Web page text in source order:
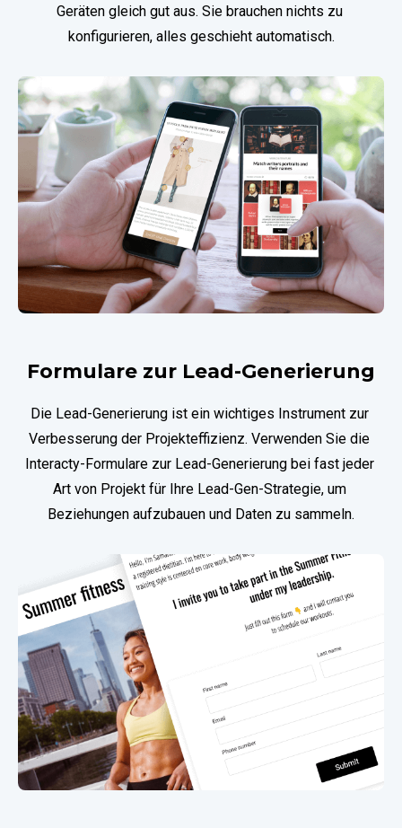
Geräten gleich gut aus. Sie brauchen nichts zu
konfigurieren, alles geschieht automatisch.
Formulare zur Lead-Generierung
Die Lead-Generierung ist ein wichtiges Instrument zur
Verbesserung der Projekteffizienz. Verwenden Sie die
Interacty-Formulare zur Lead-Generierung bei fast jeder
Art von Projekt für Ihre Lead-Gen-Strategie, um
Beziehungen aufzubauen und Daten zu sammeln.